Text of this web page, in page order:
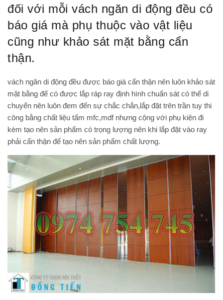
đối với mỗi vách ngăn di động đều có
báo giá mà phụ thuộc vào vật liệu
cũng như khảo sát mặt bằng cẩn
thận.
vách ngăn di động đều được báo giá cẩn thận nên luôn khảo sát
mặt bằng để có được lắp ráp ray định hình chuẩn sát có thể di
chuyển nên luôn đem đến sự chắc chắn,lắp đặt trên trần tuy thi
công bằng chất liệu tấm mfc,mdf nhưng cộng với phụ kiện đi
kèm tạo nên sản phẩm có trọng lượng nên khi lắp đặt vào ray
phải cẩn thận để tạo nên sản phẩm chất lượng.